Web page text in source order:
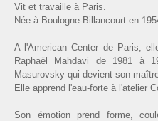
Vit et travaille à Paris.
Née à Boulogne-Billancourt en
A l'American Center de Paris,
Raphaël Mahdavi de 1981 à
Masurovsky qui devient son
Elle apprend l'eau-forte à l'atelier
Son émotion prend forme,